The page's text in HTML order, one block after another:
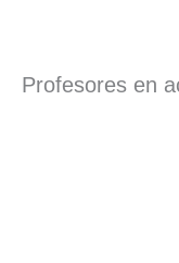
Profesores en